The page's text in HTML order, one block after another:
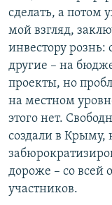
сделать, а потом
мой взгляд,
инвестору рознь:
другие – на
проекты, но
на местном
этого нет.
создали в Крыму,
дороже – со всей
участников.